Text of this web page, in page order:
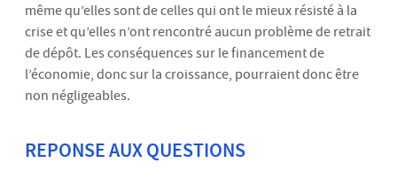
même qu’elles sont de celles qui ont le mieux résisté à la
crise et qu’elles n’ont rencontré aucun problème de retrait
de dépôt. Les conséquences sur le financement de
l’économie, donc sur la croissance, pourraient donc être
non négligeables.
REPONSE AUX QUESTIONS